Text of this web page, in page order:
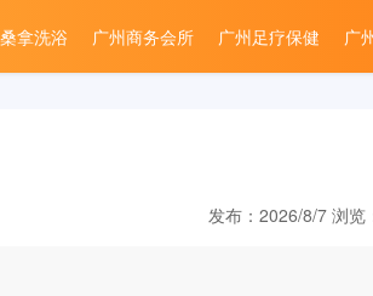
拿洗浴 广州商务会所 广州足疗保健 广
发布：2026/8/7 浏览